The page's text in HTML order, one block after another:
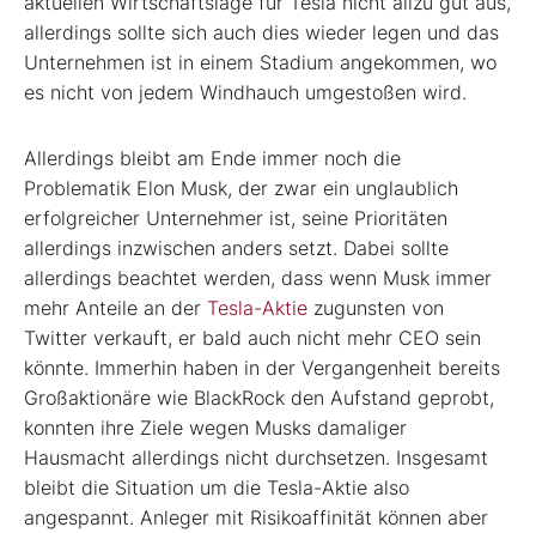
allerdings sollte sich auch dies wieder legen und das
Unternehmen ist in einem Stadium angekommen, wo
es nicht von jedem Windhauch umgestoßen wird.
Allerdings bleibt am Ende immer noch die
Problematik Elon Musk, der zwar ein unglaublich
erfolgreicher Unternehmer ist, seine Prioritäten
allerdings inzwischen anders setzt. Dabei sollte
allerdings beachtet werden, dass wenn Musk immer
mehr Anteile an der Tesla-Aktie zugunsten von
Twitter verkauft, er bald auch nicht mehr CEO sein
könnte. Immerhin haben in der Vergangenheit bereits
Großaktionäre wie BlackRock den Aufstand geprobt,
konnten ihre Ziele wegen Musks damaliger
Hausmacht allerdings nicht durchsetzen. Insgesamt
bleibt die Situation um die Tesla-Aktie also
angespannt. Anleger mit Risikoaffinität können aber